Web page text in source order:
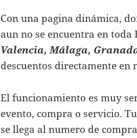
Con una pagina dinámica,
aun no se encuentra en toda
Valencia, Málaga,
descuentos directamente en
El funcionamiento es muy
evento, compra o servicio.
se llega al numero de